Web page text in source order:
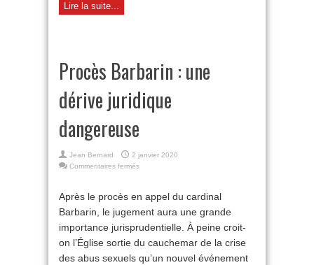
Lire la suite...
Procès Barbarin : une
dérive juridique
dangereuse
Jean Bernard
2 janvier 2020
Commentaires ferméssur
:
une
juridique
dangereuse
Après le procès en appel du cardinal
Barbarin, le jugement aura une grande
importance jurisprudentielle. À peine croit-
on l’Église sortie du cauchemar de la crise
des abus sexuels qu’un nouvel événement